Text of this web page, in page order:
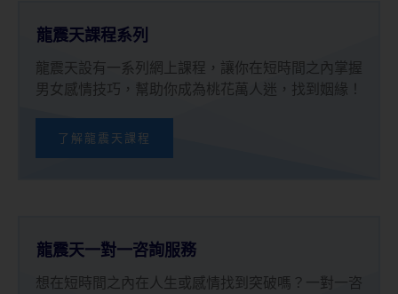
龍震天課程系列
龍震天設有一系列網上課程，讓你在短時間之內掌握
男女感情技巧，幫助你成為桃花萬人迷，找到姻緣！
了解龍震天課程
龍震天一對一咨詢服務
想在短時間之內在人生或感情找到突破嗎？一對一咨